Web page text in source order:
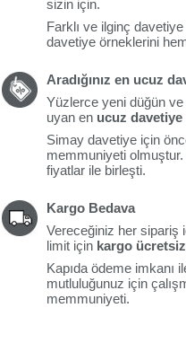
sizin için.
Farklı ve ilginç
davetiye örneklerini
Aradığınız en ucuz
Yüzlerce yeni düğün
uyan en ucuz davetiye
Simay davetiye için
memmuniyeti
fiyatlar ile birleşti.
Kargo Bedava
Vereceğiniz her sipariş
limit için kargo ücretsiz
Kapıda ödeme imkanı
mutluluğunuz için
memmuniyeti.